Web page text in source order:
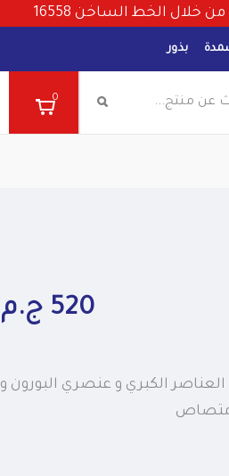
بذور
0
520 ج.م
الكبري و عنصري البورون و